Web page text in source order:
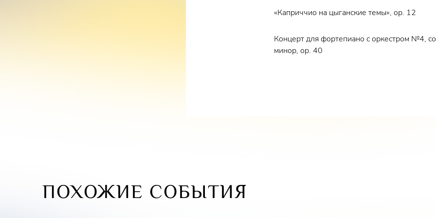
«Каприччио на цыганские темы», op. 12
Концерт для фортепиано с оркестром №4,
минор, op. 40
ПОХОЖИЕ СОБЫТИЯ